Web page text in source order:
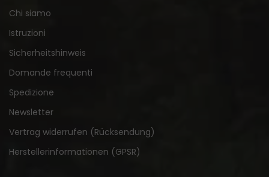
Chi siamo
Istruzioni
Sicherheitshinweis
Domande frequenti
Spedizione
Newsletter
Vertrag widerrufen (Rücksendung)
Herstellerinformationen (GPSR)